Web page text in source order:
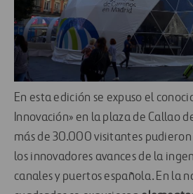
En esta edición se expuso el
Innovación» en la plaza de Callao
más de 30.000 visitantes
los innovadores avances de la
canales y puertos española. En la